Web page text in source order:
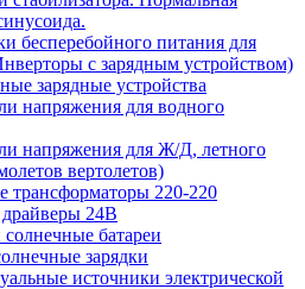
бесперебойного питания для
с зарядным устройством)
зарядные устройства
напряжения для водного
напряжения для Ж/Д, летного
вертолетов)
трансформаторы 220-220
24В
батареи
зарядки
источники электрической